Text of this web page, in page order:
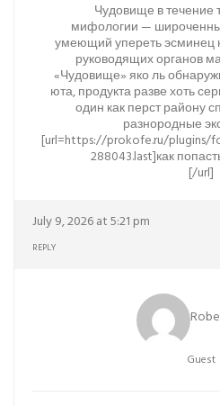
Чудовище в течение
мифологии —
умеющий упереть эсминец
руководящих органов
«Чудовище» яко ль
юта, продукта разве хоть
один как перст району
разнородные
[url=https://prokofe.ru/plugins/
288043.last]как
[/url]
July 9, 2026 at 5:21 pm
REPLY
Guest